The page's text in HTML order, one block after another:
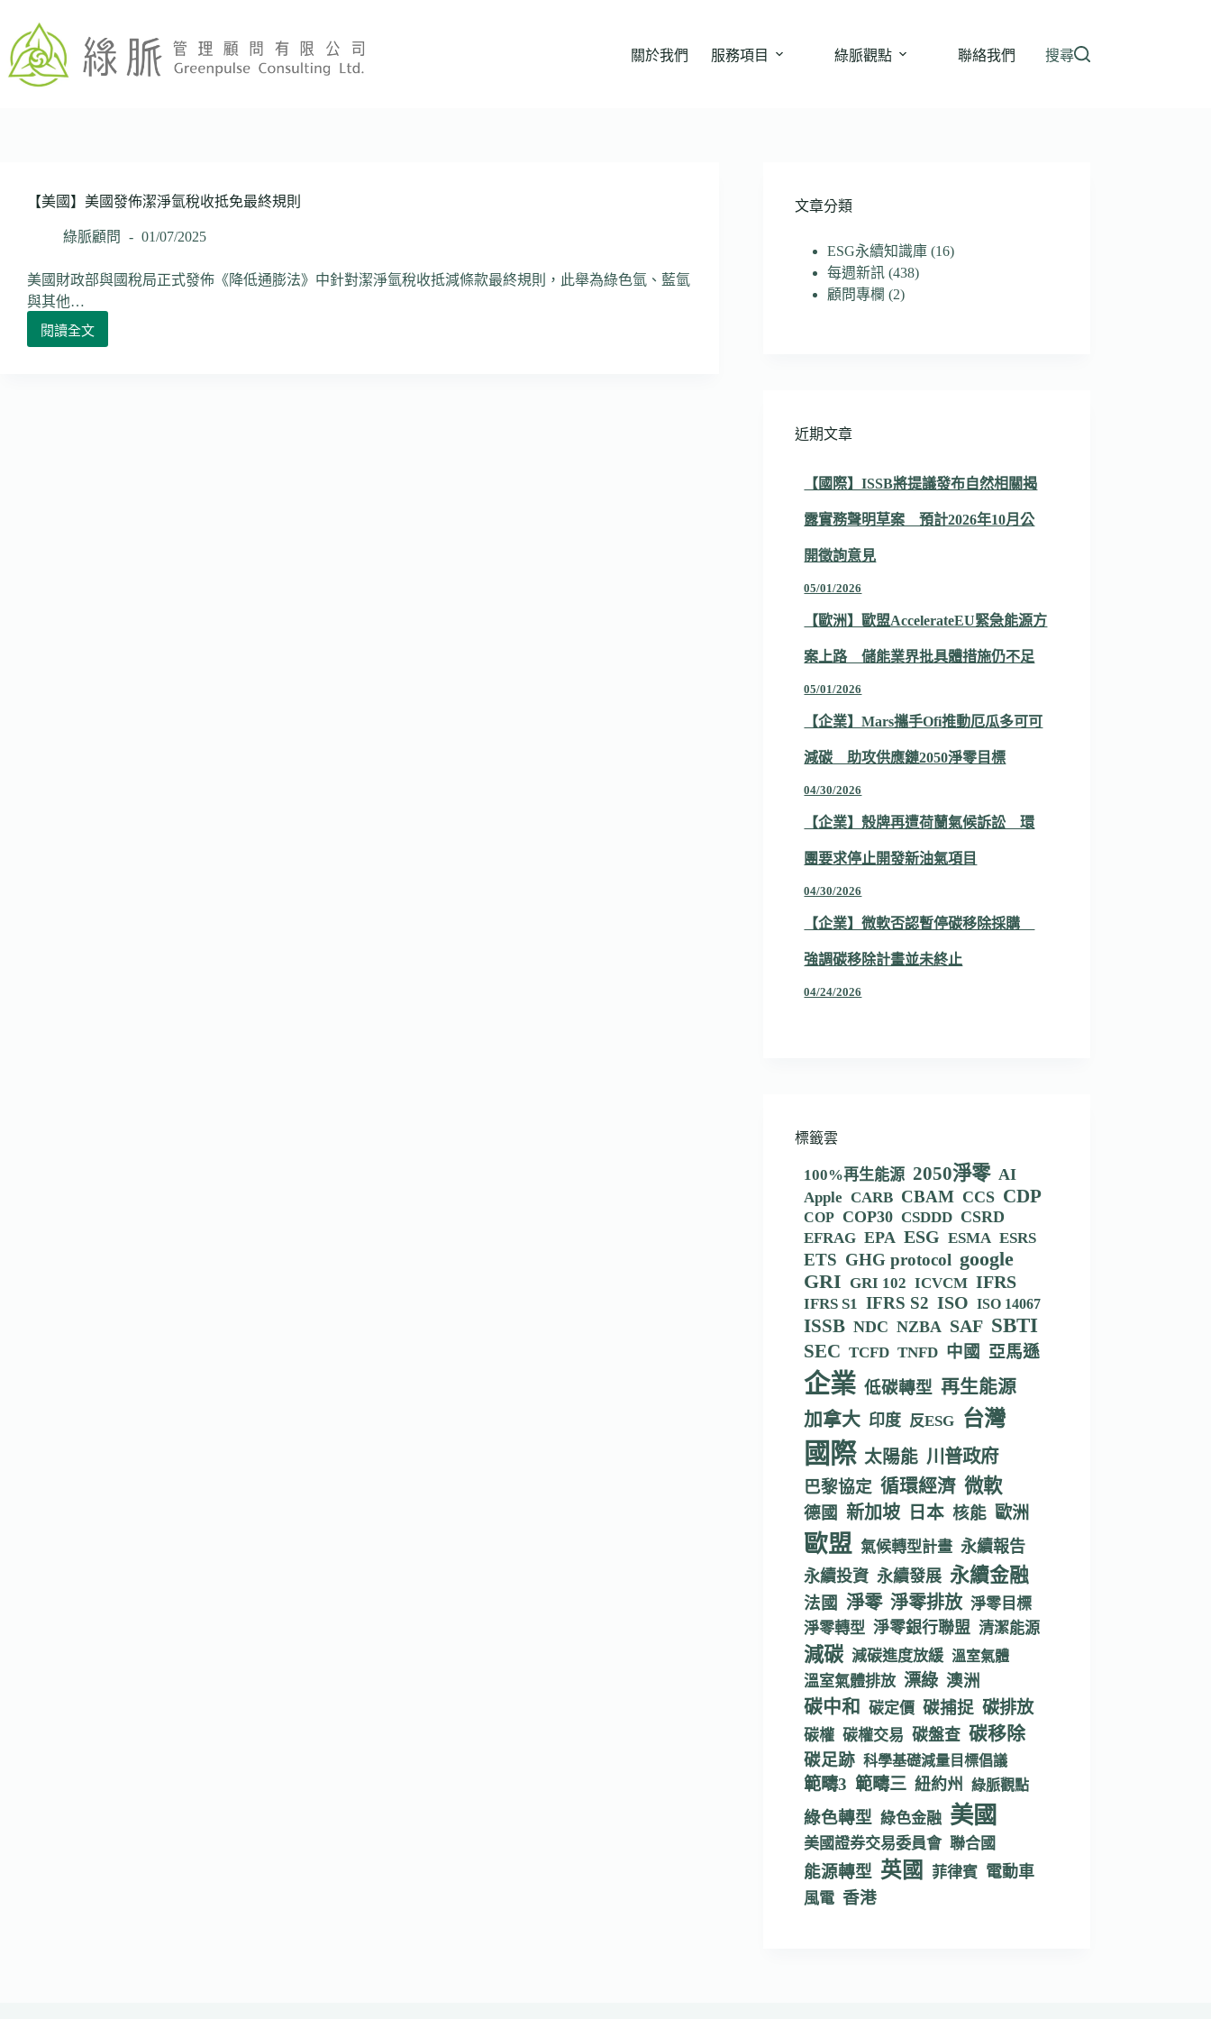
主
要
關於我們 服務項目 綠脈觀點 聯絡我們 搜尋
【美國】美國發佈潔淨氫稅收抵免最終規則
綠脈顧問 01/07/2025
美國財政部與國稅局正式發佈《降低通膨法》中針對潔淨氫稅收抵減條款最終規則，此舉為綠色氫、藍氫
與其他…
閱讀全文
【美
文章分類
ESG永續知識庫(16)
每週新訊(438)
顧問專欄 (2)
近期文章
【國際】ISSB將提議發布自然相關揭
露實務聲明草案 預計2026年10月公
開徵詢意見
05/01/2026
【歐洲】歐盟AccelerateEU緊急能源方
案上路 儲能業界批具體措施仍不足
05/01/2026
【企業】Mars攜手Ofi推動厄瓜多可可
減碳 助攻供應鏈2050淨零目標
04/30/2026
【企業】殼牌再遭荷蘭氣候訴訟 環
團要求停止開發新油氣項目
04/30/2026
【企業】微軟否認暫停碳移除採購
強調碳移除計畫並未終止
04/24/2026
標籤雲
100%再生能源 2050淨零 AI
Apple CARB CBAM CCS CDP
COP COP30 CSDDD CSRD
EFRAG EPA ESG ESMA ESRS
ETS GHG protocol google
GRI GRI 102 ICVCM IFRS
IFRS S1 IFRS S2 ISO ISO 14067
ISSB NDC NZBA SAF SBTI
SEC TCFD TNFD 中國 亞馬遜
企業 低碳轉型 再生能源
加拿大 印度 反ESG 台灣
國際 太陽能 川普政府
巴黎協定 循環經濟 微軟
德國 新加坡 日本 核能 歐洲
歐盟 氣候轉型計畫 永續報告
永續投資 永續發展 永續金融
法國 淨零 淨零排放 淨零目標
淨零轉型 淨零銀行聯盟 清潔能源
減碳 減碳進度放緩 溫室氣體
溫室氣體排放 漂綠 澳洲
碳中和 碳定價 碳捕捉 碳排放
碳權 碳權交易 碳盤查 碳移除
碳足跡 科學基礎減量目標倡議
範疇3 範疇三 紐約州 綠脈觀點
綠色轉型 綠色金融 美國
美國證券交易委員會 聯合國
能源轉型 英國 菲律賓 電動車
風電 香港